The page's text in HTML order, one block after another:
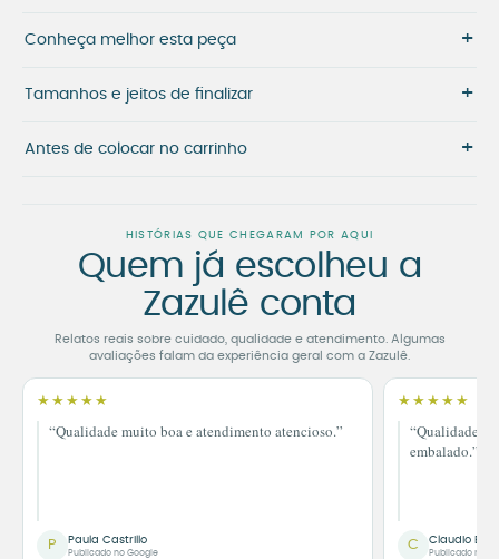
Conheça melhor esta peça +
Tamanhos e jeitos de finalizar +
Antes de colocar no carrinho +
HISTÓRIAS QUE CHEGARAM POR AQUI
Quem já escolheu a
Zazulê conta
Relatos reais sobre cuidado, qualidade e atendimento. Algumas
avaliações falam da experiência geral com a Zazulê.
★★★★★
“Qualidade muito boa e atendimento atencioso.”
P Paula Castrillo
Publicado no Google
★★★★★
“Qualidade
embalado.”
C Claudio
Publicado no